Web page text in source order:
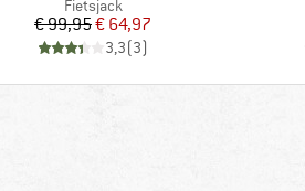
Productgroep
Fietsjack
Prijs
€ 99,95Verlaagde prijs
€ 64,97
3,3(3)